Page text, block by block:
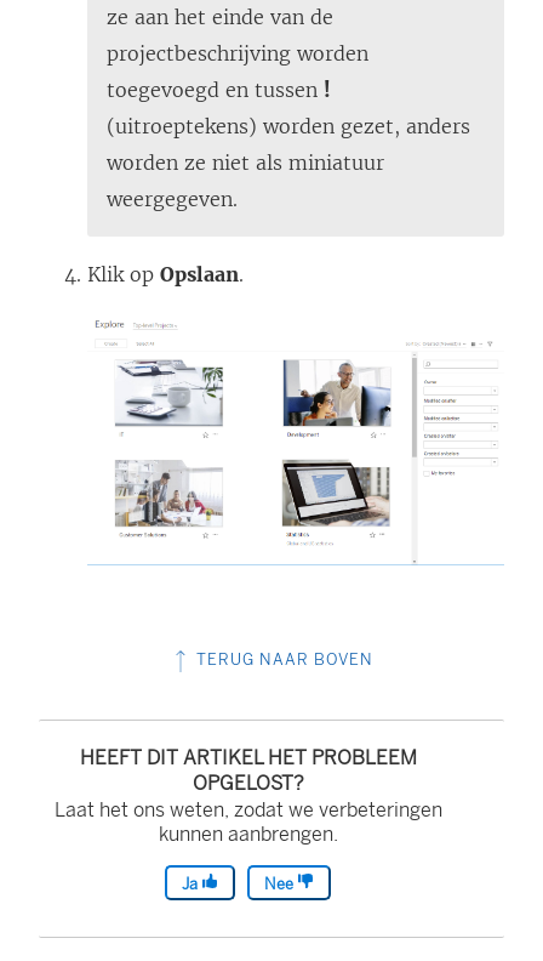
ze aan het einde van de
projectbeschrijving worden
toegevoegd en tussen !
(uitroeptekens) worden gezet, anders
worden ze niet als miniatuur
weergegeven.
Klik op Opslaan.
TERUG NAAR BOVEN
HEEFT DIT ARTIKEL HET PROBLEEM
OPGELOST?
Laat het ons weten, zodat we verbeteringen
kunnen aanbrengen.
Ja Nee